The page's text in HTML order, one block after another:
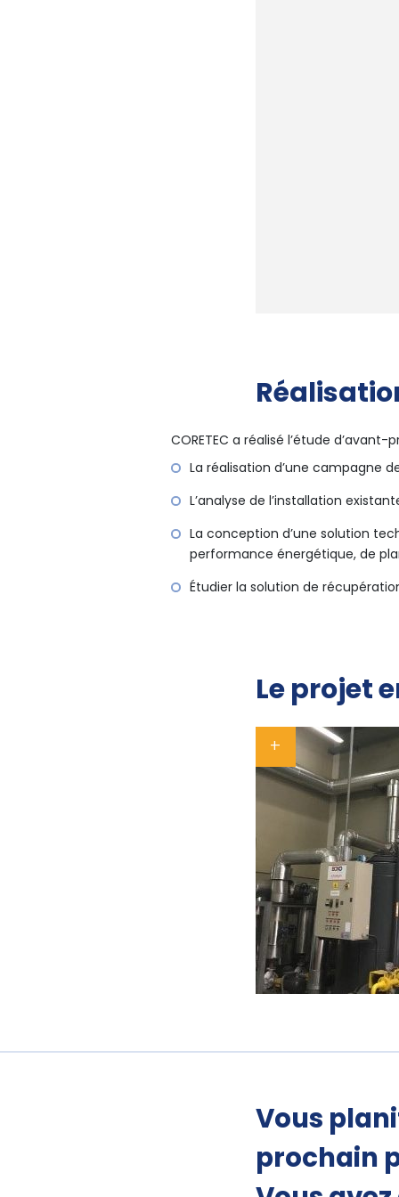
CORETEC a réalisé l’étude
La réalisation d’une campagne
L’analyse de l’installation
La conception d’une solution
performance énergétique, de
Étudier la solution de
Le projet
Vous
prochain